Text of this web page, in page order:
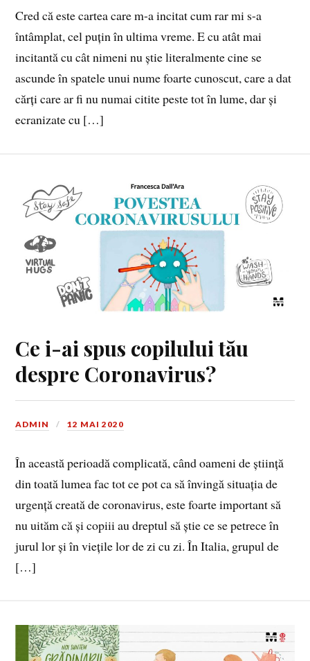
Cred că este cartea care m-a incitat cum rar mi s-a
întâmplat, cel puțin în ultima vreme. E cu atât mai
incitantă cu cât nimeni nu știe literalmente cine se
ascunde în spatele unui nume foarte cunoscut, care a dat
cărți care ar fi nu numai citite peste tot în lume, dar și
ecranizate cu […]
Ce i-ai spus copilului tău
despre Coronavirus?
ADMIN 12 MAI 2020
În această perioadă complicată, când oameni de știință
din toată lumea fac tot ce pot ca să învingă situația de
urgență creată de coronavirus, este foarte important să
nu uităm că și copiii au dreptul să știe ce se petrece în
jurul lor și în viețile lor de zi cu zi. În Italia, grupul de
[…]